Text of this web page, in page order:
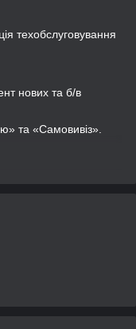
техобслуговування
нових та б/в
та «Самовивіз».